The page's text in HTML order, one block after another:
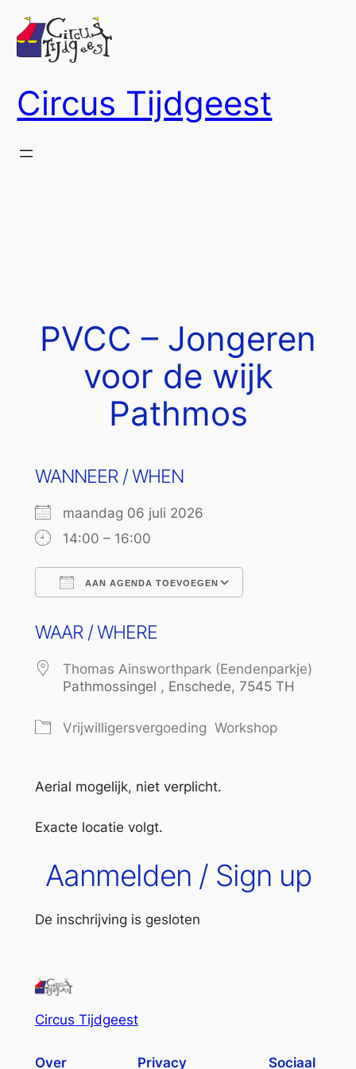
naar
de
Circus Tijdgeest
PVCC – Jongeren
voor de wijk
Pathmos
WANNEER / WHEN
maandag 06 juli 2026
14:00 – 16:00
AAN AGENDA TOEVOEGEN
WAAR / WHERE
Thomas Ainsworthpark (Eendenparkje)
Pathmossingel , Enschede, 7545 TH
Vrijwilligersvergoeding Workshop
Aerial mogelijk, niet verplicht.
Exacte locatie volgt.
Aanmelden / Sign up
De inschrijving is gesloten
Circus Tijdgeest
Over Privacy Sociaal